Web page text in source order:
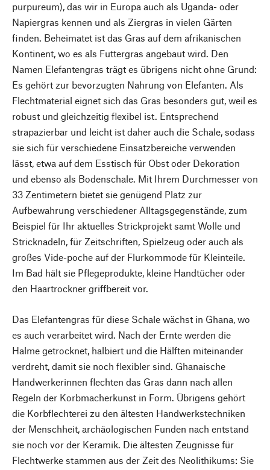
purpureum), das wir in Europa auch als Uganda- oder
Napiergras kennen und als Ziergras in vielen Gärten
finden. Beheimatet ist das Gras auf dem afrikanischen
Kontinent, wo es als Futtergras angebaut wird. Den
Namen Elefantengras trägt es übrigens nicht ohne Grund:
Es gehört zur bevorzugten Nahrung von Elefanten. Als
Flechtmaterial eignet sich das Gras besonders gut, weil es
robust und gleichzeitig flexibel ist. Entsprechend
strapazierbar und leicht ist daher auch die Schale, sodass
sie sich für verschiedene Einsatzbereiche verwenden
lässt, etwa auf dem Esstisch für Obst oder Dekoration
und ebenso als Bodenschale. Mit Ihrem Durchmesser von
33 Zentimetern bietet sie genügend Platz zur
Aufbewahrung verschiedener Alltagsgegenstände, zum
Beispiel für Ihr aktuelles Strickprojekt samt Wolle und
Stricknadeln, für Zeitschriften, Spielzeug oder auch als
großes Vide-poche auf der Flurkommode für Kleinteile.
Im Bad hält sie Pflegeprodukte, kleine Handtücher oder
den Haartrockner griffbereit vor.
Das Elefantengras für diese Schale wächst in Ghana, wo
es auch verarbeitet wird. Nach der Ernte werden die
Halme getrocknet, halbiert und die Hälften miteinander
verdreht, damit sie noch flexibler sind. Ghanaische
Handwerkerinnen flechten das Gras dann nach allen
Regeln der Korbmacherkunst in Form. Übrigens gehört
die Korbflechterei zu den ältesten Handwerkstechniken
der Menschheit, archäologischen Funden nach entstand
sie noch vor der Keramik. Die ältesten Zeugnisse für
Flechtwerke stammen aus der Zeit des Neolithikums: Sie